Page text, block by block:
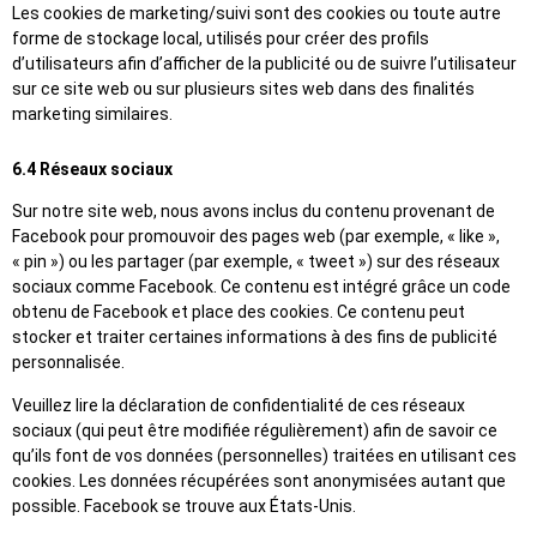
Les cookies de marketing/suivi sont des cookies ou toute autre
forme de stockage local, utilisés pour créer des profils
d’utilisateurs afin d’afficher de la publicité ou de suivre l’utilisateur
sur ce site web ou sur plusieurs sites web dans des finalités
marketing similaires.
6.4 Réseaux sociaux
Sur notre site web, nous avons inclus du contenu provenant de
Facebook pour promouvoir des pages web (par exemple, « like »,
« pin ») ou les partager (par exemple, « tweet ») sur des réseaux
sociaux comme Facebook. Ce contenu est intégré grâce un code
obtenu de Facebook et place des cookies. Ce contenu peut
stocker et traiter certaines informations à des fins de publicité
personnalisée.
Veuillez lire la déclaration de confidentialité de ces réseaux
sociaux (qui peut être modifiée régulièrement) afin de savoir ce
qu’ils font de vos données (personnelles) traitées en utilisant ces
cookies. Les données récupérées sont anonymisées autant que
possible. Facebook se trouve aux États-Unis.